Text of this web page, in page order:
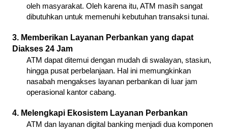
oleh masyarakat. Oleh karena itu, ATM masih sangat
dibutuhkan untuk memenuhi kebutuhan transaksi tunai.
3. Memberikan Layanan Perbankan yang dapat
Diakses 24 Jam
ATM dapat ditemui dengan mudah di swalayan, stasiun,
hingga pusat perbelanjaan. Hal ini memungkinkan
nasabah mengakses layanan perbankan di luar jam
operasional kantor cabang.
4. Melengkapi Ekosistem Layanan Perbankan
ATM dan layanan digital banking menjadi dua komponen